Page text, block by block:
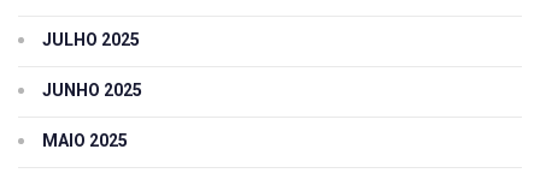
JULHO 2025
JUNHO 2025
MAIO 2025